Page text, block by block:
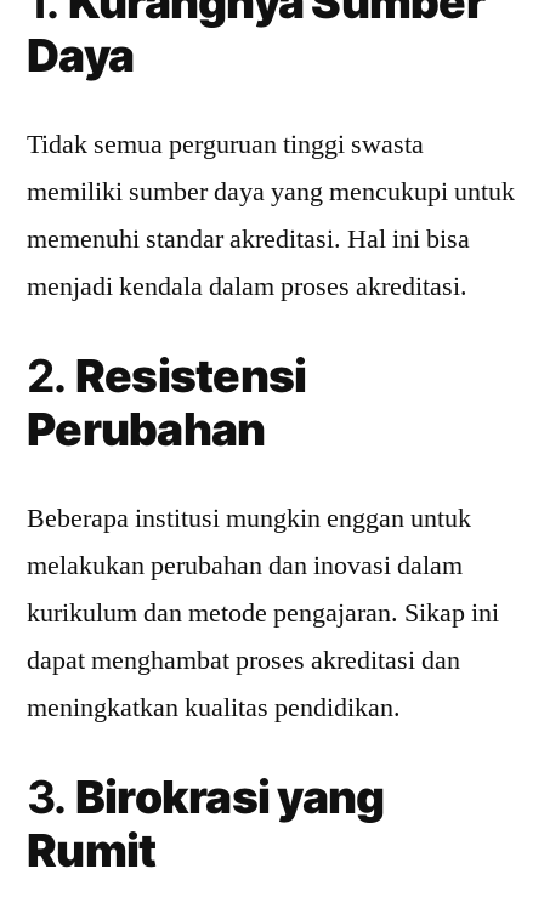
Daya
Tidak semua perguruan tinggi swasta
memiliki sumber daya yang mencukupi untuk
memenuhi standar akreditasi. Hal ini bisa
menjadi kendala dalam proses akreditasi.
2. Resistensi
Perubahan
Beberapa institusi mungkin enggan untuk
melakukan perubahan dan inovasi dalam
kurikulum dan metode pengajaran. Sikap ini
dapat menghambat proses akreditasi dan
meningkatkan kualitas pendidikan.
3. Birokrasi yang
Rumit